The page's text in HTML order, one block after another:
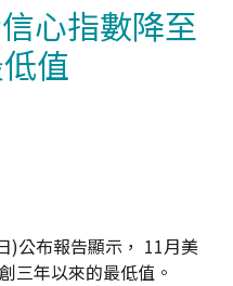
心指數降至
值
)公布報告顯示， 11月美
三年以來的最低值。